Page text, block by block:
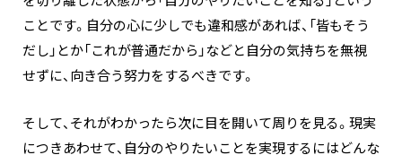
ことです。自分の心に少しでも違和感があれば、「皆もそう
だし」とか「これが普通だから」などと自分の気持ちを無視
せずに、向き合う努力をするべきです。
そして、それがわかったら次に目を開いて周りを見る。現実
につきあわせて、自分のやりたいことを実現するにはどんな